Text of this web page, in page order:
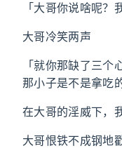
「大哥你说啥呢？
大哥冷笑两声
「就你那缺了三个
那小子是不是拿吃
在大哥的淫威下，
大哥恨铁不成钢地